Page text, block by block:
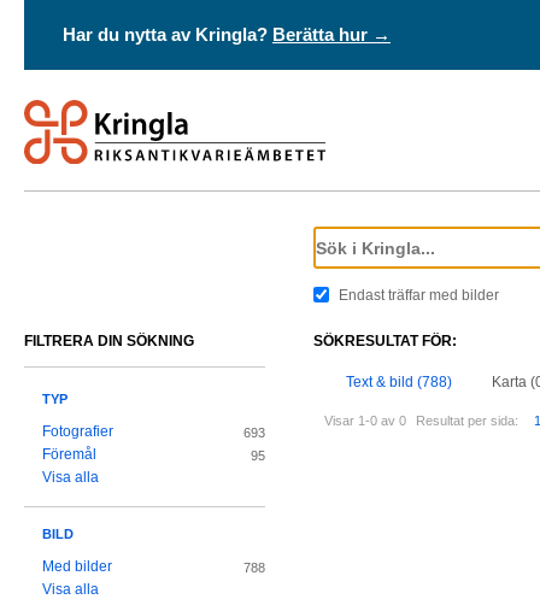
Har du nytta av Kringla? Berätta hur →
Endast träffar med bilder
SÖKRESULTAT FÖR:
Text & bild (788) Karta
Visar 1-0 av 0 Resultat per sida:
FILTRERA DIN SÖKNING
TYP
Fotografier 693
Föremål 95
Visa alla
BILD
Med bilder 788
Visa alla